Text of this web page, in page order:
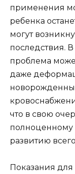
применения
ребенка
могут
последствия. В
проблема
даже
что в свою
полноценному
развитию
Показания